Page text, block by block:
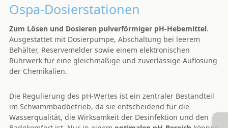
Ospa-Dosierstationen
Zum Lösen und Dosieren pulverförmiger pH-Hebemittel.
Ausgestattet mit Dosierpumpe, Abschaltung bei leerem
Behälter, Reservemelder sowie einem elektronischen
Rührwerk für eine gleichmäßige und zuverlässige Auflösung
der Chemikalien.
Die Regulierung des pH-Wertes ist ein zentraler Bestandteil
im Schwimmbadbetrieb, da sie entscheidend für die
Wasserqualität, die Wirksamkeit der Desinfektion und den